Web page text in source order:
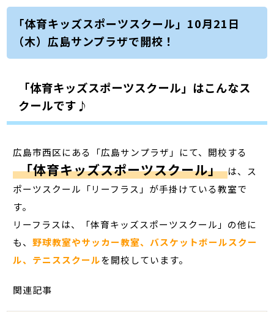
「体育キッズスポーツスクール」10月21日
（木）広島サンプラザで開校！
「体育キッズスポーツスクール」はこんなス
クールです♪
広島市西区にある「広島サンプラザ」にて、開校する
「体育キッズスポーツスクール」 は、ス
ポーツスクール「リーフラス」が手掛けている教室で
す。
リーフラスは、「体育キッズスポーツスクール」の他に
も、野球教室やサッカー教室、バスケットボールスクー
ル、テニススクールを開校しています。
関連記事